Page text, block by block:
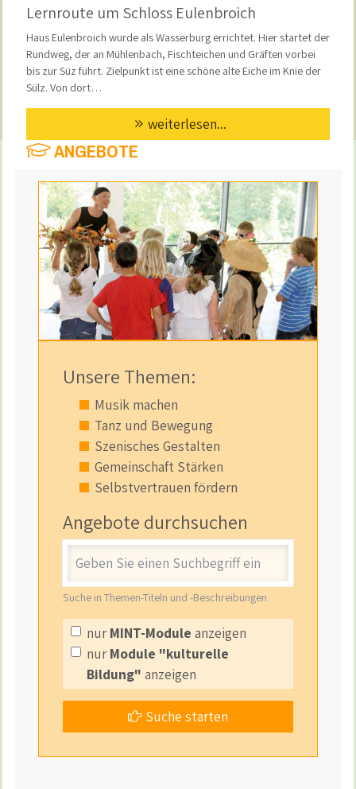
Lernroute um Schloss Eulenbroich
Haus Eulenbroich wurde als Wasserburg errichtet. Hier startet der
Rundweg, der an Mühlenbach, Fischteichen und Gräften vorbei
bis zur Süz führt. Zielpunkt ist eine schöne alte Eiche im Knie der
Sülz. Von dort…
weiterlesen...
ANGEBOTE
Unsere Themen:
Musik machen
Tanz und Bewegung
Szenisches Gestalten
Gemeinschaft Stärken
Selbstvertrauen fördern
Angebote durchsuchen
Stichwort
Suche in Themen-Titeln und -Beschreibungen
nurMINT-Module anzeigen
nurModule "kulturelle
Bildung" anzeigen
Suche starten